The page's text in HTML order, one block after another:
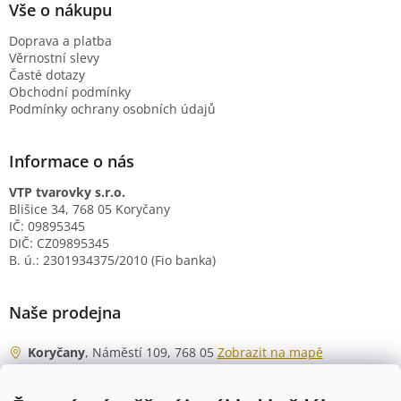
Vše o nákupu
Doprava a platba
Věrnostní slevy
Časté dotazy
Obchodní podmínky
Podmínky ochrany osobních údajů
Informace o nás
VTP tvarovky s.r.o.
Blišice 34, 768 05 Koryčany
IČ: 09895345
DIČ: CZ09895345
B. ú.: 2301934375/2010 (Fio banka)
Naše prodejna
Koryčany, Náměstí 109, 768 05 Zobrazit na mapě